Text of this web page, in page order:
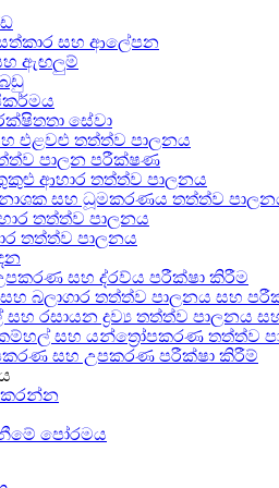
සහ ආලේපන
ඇඟලුම්
සේවා
එළවළු තත්ත්ව පාලනය
පාලන පරීක්ෂණ
ආහාර තත්ත්ව පාලනය
සහ ධූමකරණය තත්ත්ව
තත්ත්ව පාලනය
තත්ත්ව පාලනය
සහ ද්රව්ය පරීක්ෂා කිරීම
බලාගාර තත්ත්ව පාලනය සහ
සහ රසායන ද්‍රව්‍ය තත්ත්ව පාලනය
සහ යන්ත්‍රෝපකරණ තත්ත්ව
සහ උපකරණ පරීක්ෂා කිරීම්
කරන්න
පෝරමය